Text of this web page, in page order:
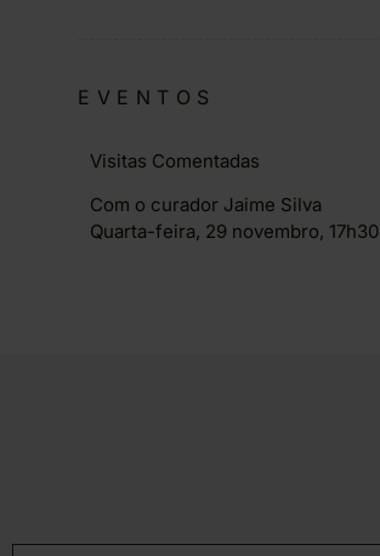
EVENTOS
Visitas Comentadas
Com o curador Jaime Silva
Quarta-feira, 29 novembro, 17h30